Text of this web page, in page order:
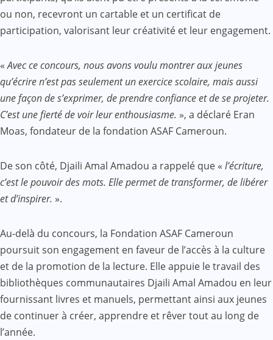
ou non, recevront un cartable et un certificat de
participation, valorisant leur créativité et leur engagement.
«Avec ce concours, nous avons voulu montrer aux jeunes
qu’écrire n’est pas seulement un exercice scolaire, mais aussi
une façon de s’exprimer, de prendre confiance et de se projeter.
C’est une fierté de voir leur enthousiasme. », a déclaré Eran
Moas, fondateur de la fondation ASAF Cameroun.
De son côté, Djaili Amal Amadou a rappelé que « l’écriture,
c’est le pouvoir des mots. Elle permet de transformer, de libérer
et d’inspirer. ».
Au-delà du concours, la Fondation ASAF Cameroun
poursuit son engagement en faveur de l’accès à la culture
et de la promotion de la lecture. Elle appuie le travail des
bibliothèques communautaires Djaili Amal Amadou en leur
fournissant livres et manuels, permettant ainsi aux jeunes
de continuer à créer, apprendre et rêver tout au long de
l’année.